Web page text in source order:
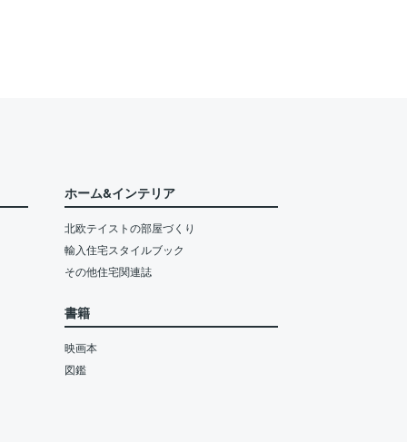
ホーム&インテリア
北欧テイストの部屋づくり
輸入住宅スタイルブック
その他住宅関連誌
書籍
映画本
図鑑